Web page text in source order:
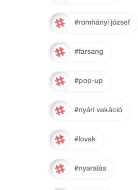
#romhányi józsef
#farsang
#pop-up
#nyári vakáció
#lovak
#nyaralás